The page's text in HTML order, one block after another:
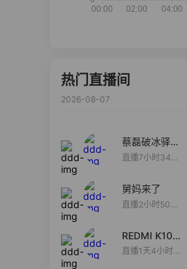
热门直播间
2026-08-07
蔡磊破冰驿站
直播间好物分
直播7小时34分
舅妈来了
直播2小时50分
REDMI K100
Pro系列新品
直播1天4小时1